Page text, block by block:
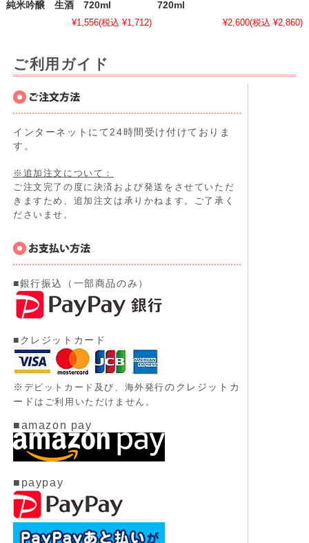
純米吟醸 生酒 720ml
¥1,556(税込 ¥1,712)
720ml
¥2,600(税込 ¥2,860)
ご利用ガイド
インターネットにて24時間受け付けておりま
す。
※追加注文について：
ご注文完了の度に決済および発送をさせていただ
きますため、追加注文は承りかねます。ご了承く
ださいませ。
■銀行振込（一部商品のみ）
■クレジットカード
※ デビットカード及び、 海外発行のクレジットカ
ード はご利用いただけません。
■amazon pay
■paypay